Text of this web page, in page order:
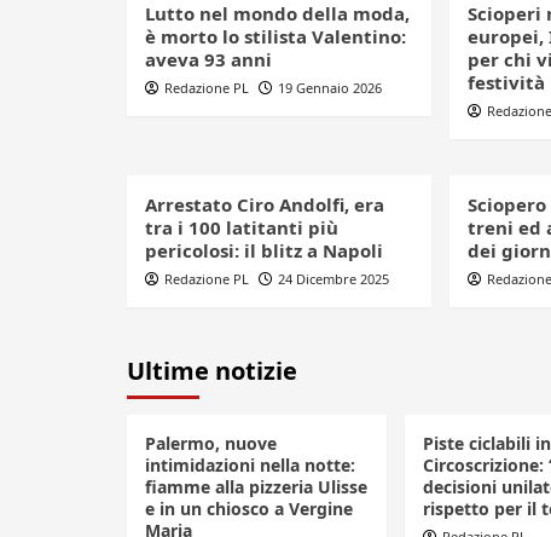
Lutto nel mondo della moda,
è morto lo stilista Valentino:
aveva 93 anni
Redazione PL 19 Gennaio 2026
Scioperi
europei,
per chi
festività
Arrestato Ciro Andolfi, era
tra i 100 latitanti più
pericolosi: il blitz a Napoli
Redazione PL 24 Dicembre 2025
treni ed
dei
Ultime notizie
Palermo, nuove
intimidazioni nella notte:
fiamme alla pizzeria Ulisse
e in un chiosco a Vergine
Maria
Piste ciclabili
Circoscrizione:
decisioni
rispetto per il